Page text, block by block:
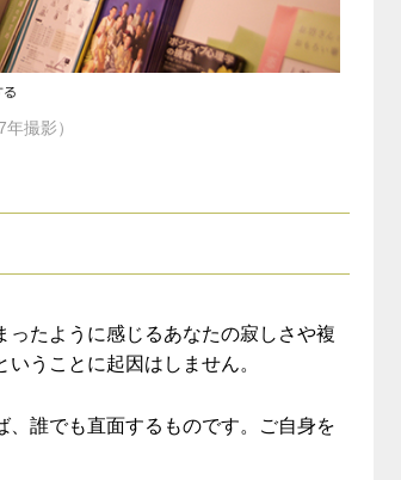
撮影）
たように感じるあなたの寂しさや複
うことに起因はしません。
誰でも直面するものです。ご自身を